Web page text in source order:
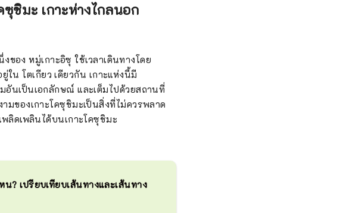
ชิมะ เกาะห่างไกลนอก
ของ หมู่เกาะอิซุ ใช้เวลาเดินทางโดย
ใน โตเกียว เดียวกัน เกาะแห่งนี้มี
นเป็นเอกลักษณ์ และเต็มไปด้วยสถานที่
ของเกาะโคซุชิมะเป็นสิ่งที่ไม่ควรพลาด
ลิดเพลินได้บนเกาะโคซุชิมะ
น? เปรียบเทียบเส้นทางและเส้นทาง